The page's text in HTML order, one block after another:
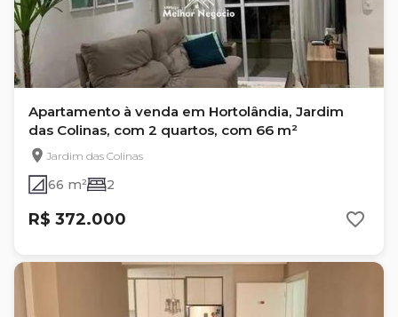
Apartamento à venda em Hortolândia, Jardim
das Colinas, com 2 quartos, com 66 m²
Jardim das Colinas
66 m² 2
R$ 372.000